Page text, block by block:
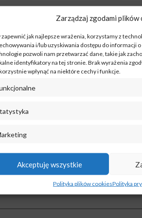
Zarządzaj zgodami plików
zapewnić jak najlepsze wrażenia, korzystamy z
i/lub uzyskiwania dostępu do informacji
pozwoli nam przetwarzać dane, takie jak
identyfikatory na tej stronie. Brak wyrażenia
wpłynąć na niektóre cechy i funkcje.
Akceptuję wszystkie
Polityka plików cookiesPolityka
OFERTĘ.
wszystkim wytrzymałość
metalu. Warto wspomnieć,
potrzebujesz cienkiego surowca,
znajdziesz u nas to czego
nie temperatura mięknięcia
to produkcja sprzętu AGD,
oliwione, żeby zatrzymać ich